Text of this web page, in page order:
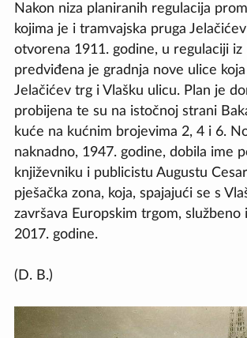
Nakon niza planiranih regulacija
kojima je i tramvajska pruga
otvorena 1911. godine, u regulaciji iz
predviđena je gradnja nove ulice
Jelačićev trg i Vlašku ulicu. Plan je
probijena te su na istočnoj strani
kuće na kućnim brojevima 2, 4 i 6.
naknadno, 1947. godine, dobila ime
književniku i publicistu Augustu
pješačka zona, koja, spajajući se s
završava Europskim trgom, službeno
2017. godine.
(D. B.)